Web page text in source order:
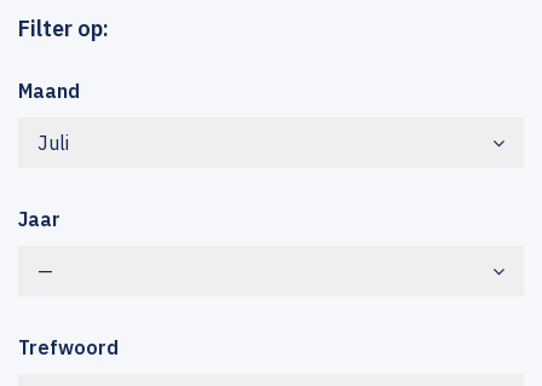
Filter op:
Maand
Juli
Jaar
—
Trefwoord